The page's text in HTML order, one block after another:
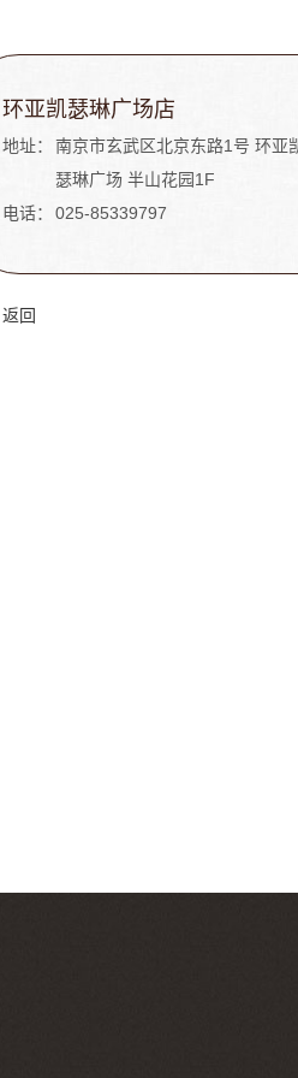
环亚凯瑟琳广场店
地址：
南京市玄武区北京东路1号 环亚
瑟琳广场 半山花园1F
电话：
025-85339797
返回